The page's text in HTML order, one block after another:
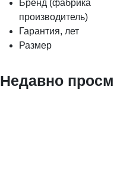
Бренд (фабрика
производитель)
Гарантия, лет
Размер
Недавно